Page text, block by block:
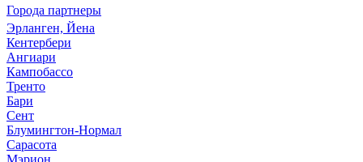
Города партнеры
Эрланген, Йена
Кентербери
Ангиари
Кампобассо
Тренто
Бари
Сент
Блумингтон-Нормал
Сарасота
Мэрион